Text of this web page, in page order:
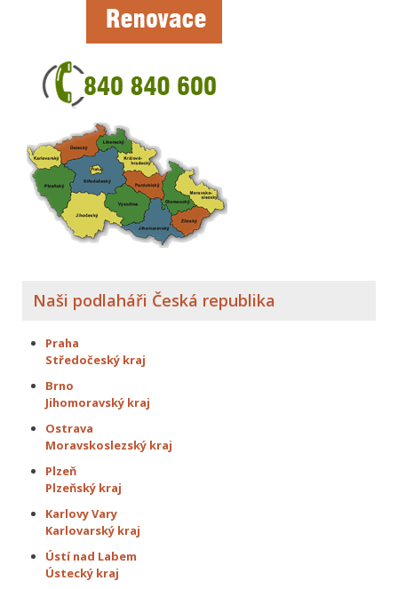
Naši podlaháři Česká republika
Praha
Středočeský kraj
Brno
Jihomoravský kraj
Ostrava
Moravskoslezský kraj
Plzeň
Plzeňský kraj
Karlovy Vary
Karlovarský kraj
Ústí nad Labem
Ústecký kraj